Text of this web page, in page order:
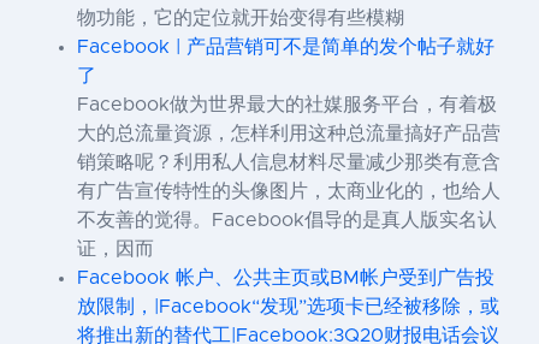
物功能，它的定位就开始变得有些模糊
Facebook | 产品营销可不是简单的发个帖子就好
了
Facebook做为世界最大的社媒服务平台，有着极
大的总流量資源，怎样利用这种总流量搞好产品营
销策略呢？利用私人信息材料尽量减少那类有意含
有广告宣传特性的头像图片，太商业化的，也给人
不友善的觉得。Facebook倡导的是真人版实名认
证，因而
Facebook 帐户、公共主页或BM帐户受到广告投
放限制，|Facebook“发现”选项卡已经被移除，或
将推出新的替代工|Facebook:3Q20财报电话会议